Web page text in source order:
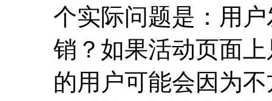
个实际问题是：用
销？如果活动页面
的用户可能会因为